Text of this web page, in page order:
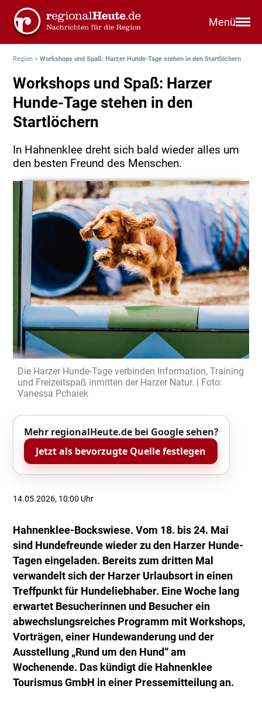
Menü
Region >Workshops und Spaß: Harzer Hunde-Tage stehen in den Startlöchern
Workshops und Spaß: Harzer
Hunde-Tage stehen in den
Startlöchern
In Hahnenklee dreht sich bald wieder alles um
den besten Freund des Menschen.
Die Harzer Hunde-Tage verbinden Information, Training
und Freizeitspaß inmitten der Harzer Natur. | Foto:
Vanessa Pchaiek
Mehr regionalHeute.de bei Google sehen?
Jetzt als bevorzugte Quelle festlegen
14.05.2026, 10:00 Uhr
Hahnenklee-Bockswiese. Vom 18. bis 24. Mai
sind Hundefreunde wieder zu den Harzer Hunde-
Tagen eingeladen. Bereits zum dritten Mal
verwandelt sich der Harzer Urlaubsort in einen
Treffpunkt für Hundeliebhaber. Eine Woche lang
erwartet Besucherinnen und Besucher ein
abwechslungsreiches Programm mit Workshops,
Vorträgen, einer Hundewanderung und der
Ausstellung „Rund um den Hund“ am
Wochenende. Das kündigt die Hahnenklee
Tourismus GmbH in einer Pressemitteilung an.